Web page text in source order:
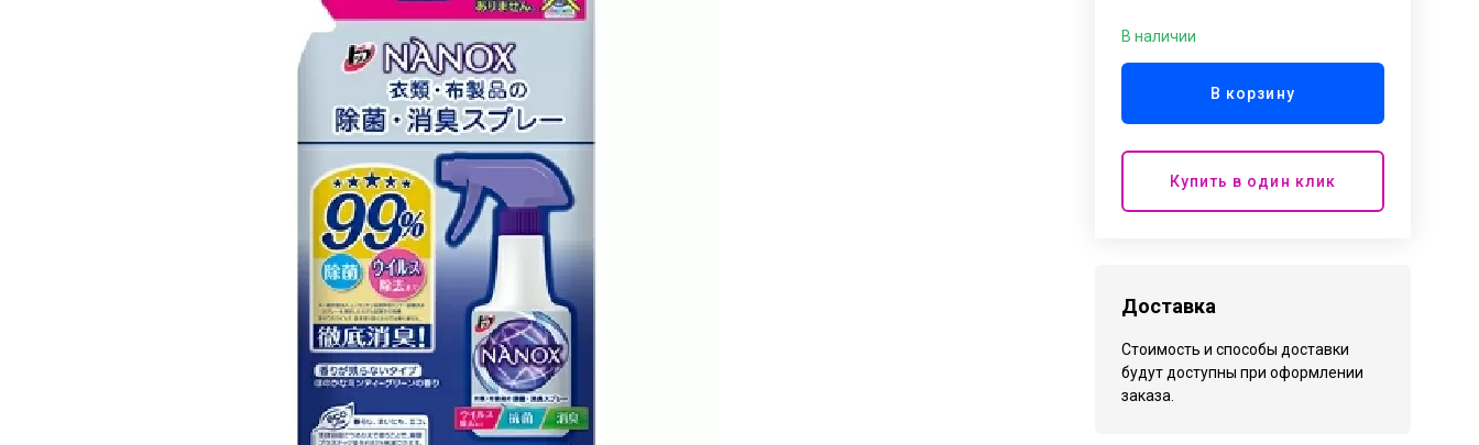
В наличии
В корзину
Купить в один клик
Доставка
Стоимость и способы доставки
будут доступны при оформлении
заказа.